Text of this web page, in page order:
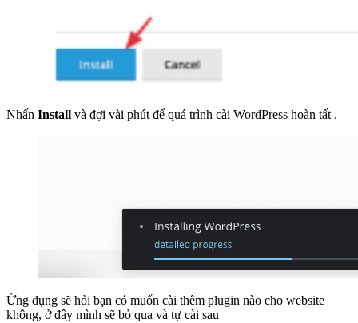
Nhấn Install và đợi vài phút để quá trình cài WordPress hoàn tất .
Ứng dụng sẽ hỏi bạn có muốn cài thêm plugin nào cho website
không, ở đây mình sẽ bỏ qua và tự cài sau